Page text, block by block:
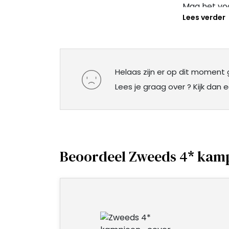
Mag het
88 puzzels
hebt voor
Lees verder
Helaas zijn er op dit moment
Lees je graag over? Kijk dan
Beoordeel Zweeds 4*